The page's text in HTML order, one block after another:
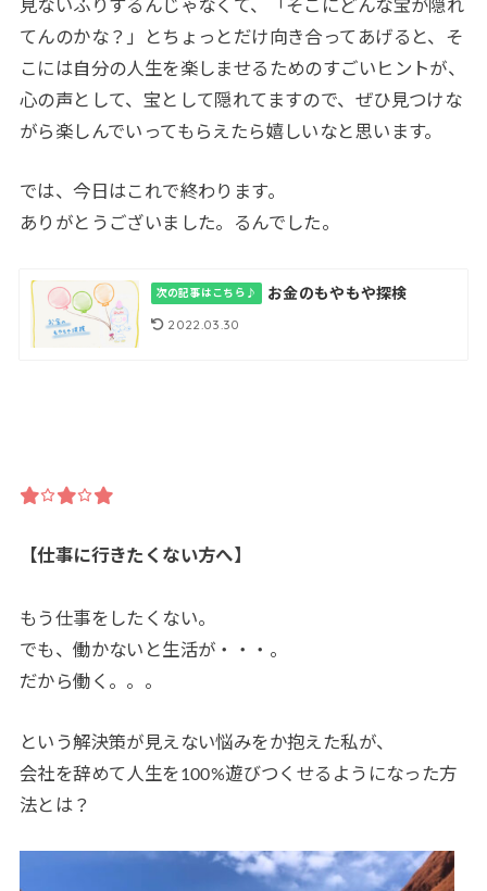
見ないふりするんじゃなくて、「そこにどんな宝が隠れ
てんのかな？」とちょっとだけ向き合ってあげると、そ
こには自分の人生を楽しませるためのすごいヒントが、
心の声として、宝として隠れてますので、ぜひ見つけな
がら楽しんでいってもらえたら嬉しいなと思います。
では、今日はこれで終わります。
ありがとうございました。るんでした。
次の記事はこちら♪ お金のもやもや探検
2022.03.30
【仕事に行きたくない方へ】
もう仕事をしたくない。
でも、働かないと生活が・・・。
だから働く。。。
という解決策が見えない悩みをか抱えた私が、
会社を辞めて人生を100%遊びつくせるようになった方
法とは？